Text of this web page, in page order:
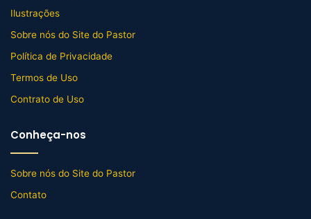
Ilustrações
Sobre nós do Site do Pastor
Política de Privacidade
Termos de Uso
Contrato de Uso
Conheça-nos
Sobre nós do Site do Pastor
Contato